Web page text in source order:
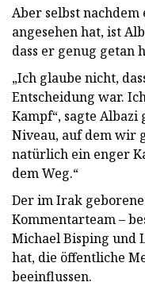
Aber selbst
angesehen hat, ist
dass er genug getan
„Ich glaube nicht,
Entscheidung war.
Kampf“, sagte Albazi
Niveau, auf dem wir
natürlich ein enger
dem Weg.“
Der im Irak geborene
Kommentarteam –
Michael Bisping und
hat, die öffentliche
beeinflussen.